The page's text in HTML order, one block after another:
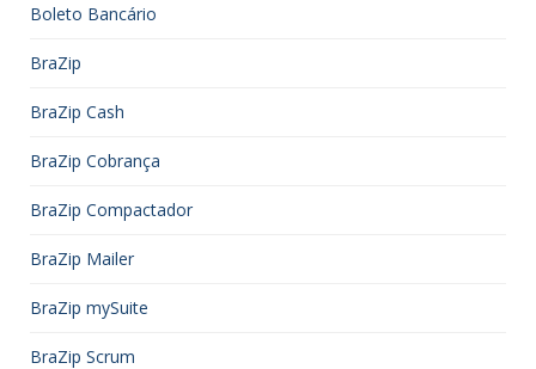
Boleto Bancário
BraZip
BraZip Cash
BraZip Cobrança
BraZip Compactador
BraZip Mailer
BraZip mySuite
BraZip Scrum